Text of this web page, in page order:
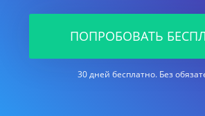
ПОПРОБОВАТЬ
30 дней бесплатно. Без